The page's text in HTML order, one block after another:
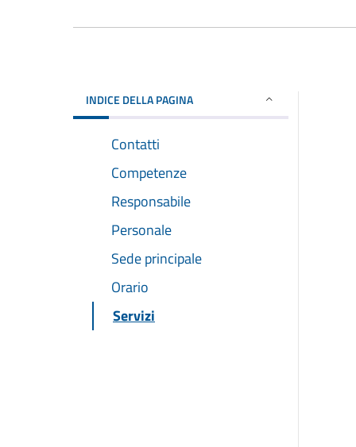
INDICE DELLA PAGINA
Contatti
Competenze
Responsabile
Personale
Sede principale
Orario
Servizi